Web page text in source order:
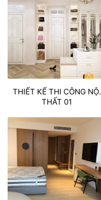
THIẾT KẾ THI CÔNG NỘI
THẤT 01